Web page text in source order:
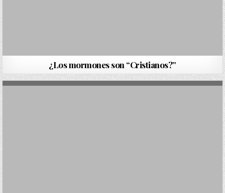
¿Los mormones son “Cristianos?”